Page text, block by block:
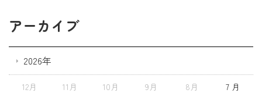
アーカイブ
2026年
12月 11月 10月 9月 8月 7 月